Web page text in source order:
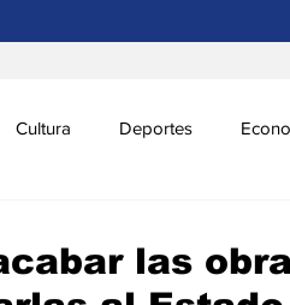
Cultura Deportes
las